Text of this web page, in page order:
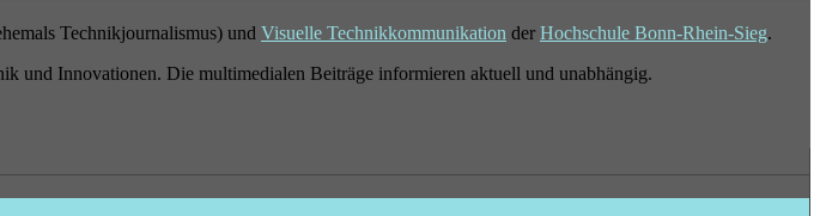
Technikjournalismus) und Visuelle Technikkommunikation der Hochschule Bonn-Rhein-Sieg.
und Innovationen. Die multimedialen Beiträge informieren aktuell und unabhängig.